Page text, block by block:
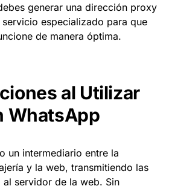
generar una dirección proxy
especializado para que
de manera óptima.
al Utilizar
WhatsApp
un intermediario entre la
y la web, transmitiendo las
al servidor de la web. Sin